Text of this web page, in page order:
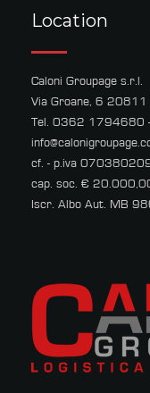
Location
Caloni Groupage s.r.l.
Via Groane, 6 20811
Tel. 0362 1794680
cf. - p.iva
cap. soc. €
Iscr. Albo Aut. MB